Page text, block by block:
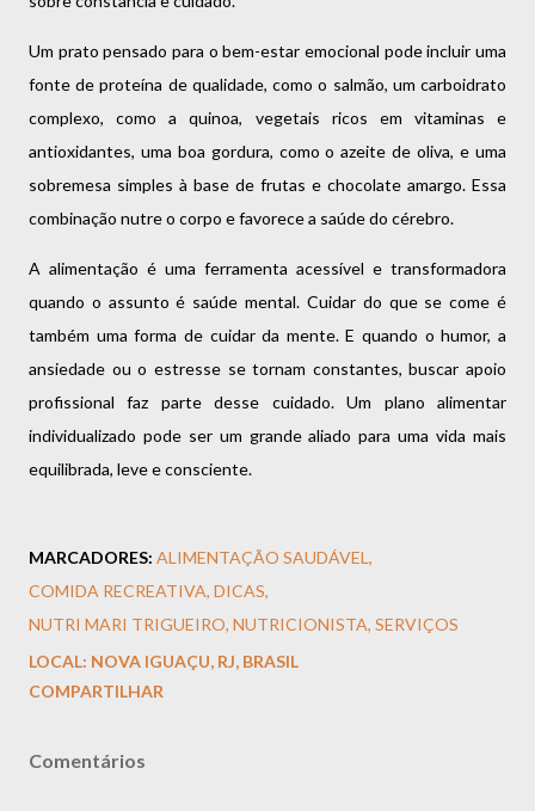
Um prato pensado para o bem-estar emocional pode incluir uma
fonte de proteína de qualidade, como o salmão, um carboidrato
complexo, como a quinoa, vegetais ricos em vitaminas e
antioxidantes, uma boa gordura, como o azeite de oliva, e uma
sobremesa simples à base de frutas e chocolate amargo. Essa
combinação nutre o corpo e favorece a saúde do cérebro.
A alimentação é uma ferramenta acessível e transformadora
quando o assunto é saúde mental. Cuidar do que se come é
também uma forma de cuidar da mente. E quando o humor, a
ansiedade ou o estresse se tornam constantes, buscar apoio
profissional faz parte desse cuidado. Um plano alimentar
individualizado pode ser um grande aliado para uma vida mais
equilibrada, leve e consciente.
MARCADORES: ALIMENTAÇÃO SAUDÁVEL
COMIDA RECREATIVA DICAS
NUTRI MARI TRIGUEIRO NUTRICIONISTA SERVIÇOS
LOCAL: NOVA IGUAÇU, RJ, BRASIL
COMPARTILHAR
Comentários